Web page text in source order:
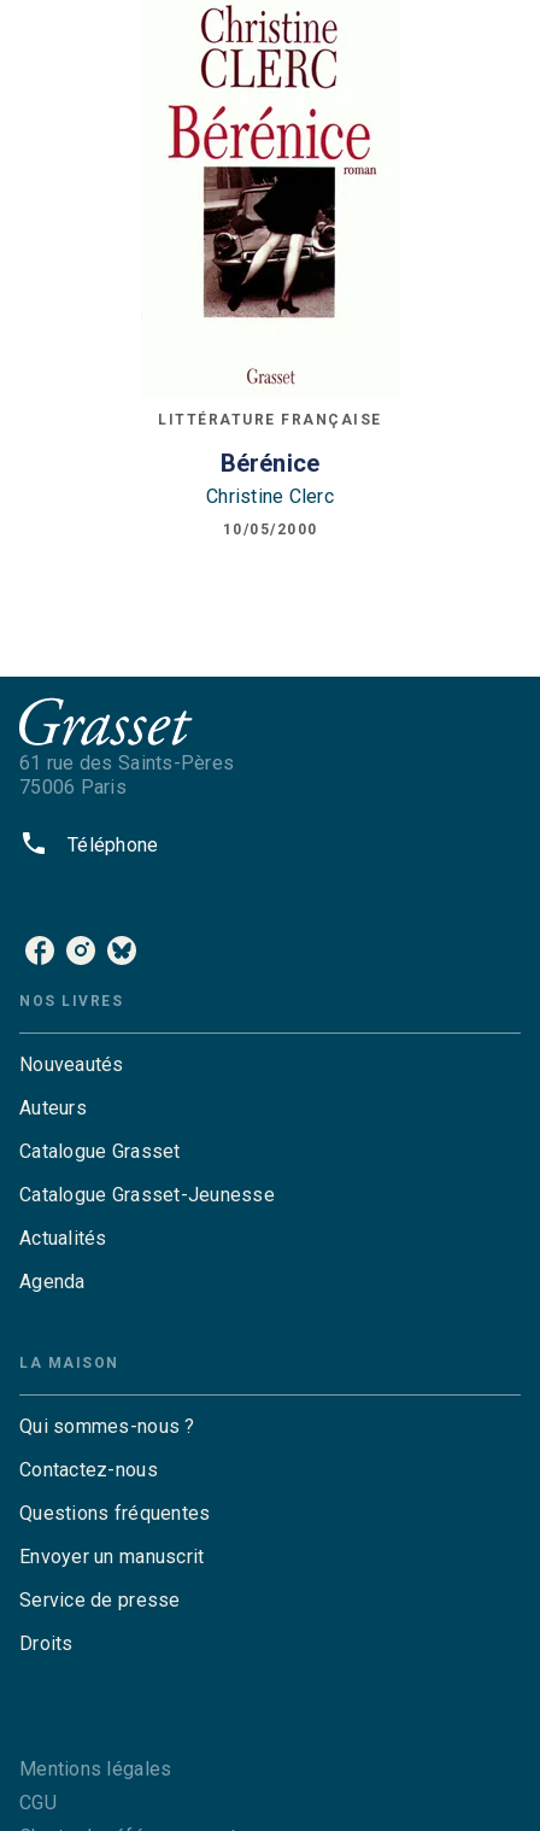
LITTÉRATURE FRANÇAISE
Bérénice
Christine Clerc
10/05/2000
61 rue des Saints-Pères
75006 Paris
phone Téléphone
NOS LIVRES
Nouveautés
Auteurs
Catalogue Grasset
Catalogue Grasset-Jeunesse
Actualités
Agenda
LA MAISON
Qui sommes-nous ?
Contactez-nous
Questions fréquentes
Envoyer un manuscrit
Service de presse
Droits
Mentions légales
CGU